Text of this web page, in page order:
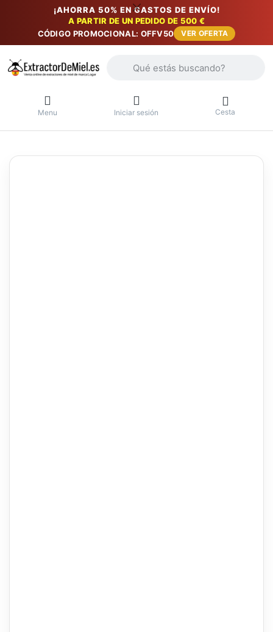
¡AHORRA 50% EN GASTOS DE ENVÍO!
A PARTIR DE UN PEDIDO DE 500 €
CÓDIGO PROMOCIONAL: OFFV50
VER OFERTA
Menu Iniciar sesión Cesta